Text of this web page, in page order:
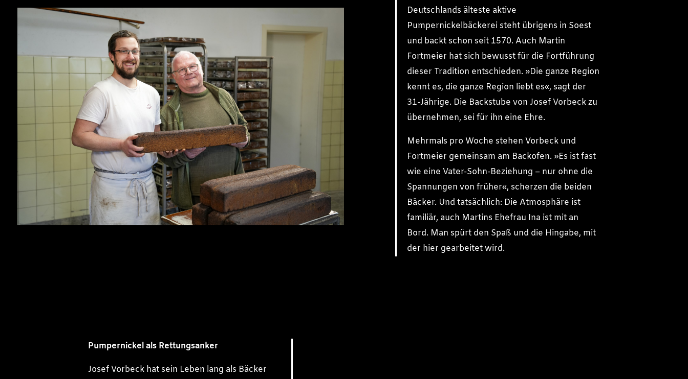
Deutschlands älteste aktive
Pumpernickelbäckerei steht übrigens in Soest
und backt schon seit 1570. Auch Martin
Fortmeier hat sich bewusst für die Fortführung
dieser Tradition entschieden. »Die ganze Region
kennt es, die ganze Region liebt es«, sagt der
31-Jährige. Die Backstube von Josef Vorbeck zu
übernehmen, sei für ihn eine Ehre.
Mehrmals pro Woche stehen Vorbeck und
Fortmeier gemeinsam am Backofen. »Es ist fast
wie eine Vater-Sohn-Beziehung – nur ohne die
Spannungen von früher«, scherzen die beiden
Bäcker. Und tatsächlich: Die Atmosphäre ist
familiär, auch Martins Ehefrau Ina ist mit an
Bord. Man spürt den Spaß und die Hingabe, mit
der hier gearbeitet wird.
Pumpernickel als Rettungsanker
Josef Vorbeck hat sein Leben lang als Bäcker